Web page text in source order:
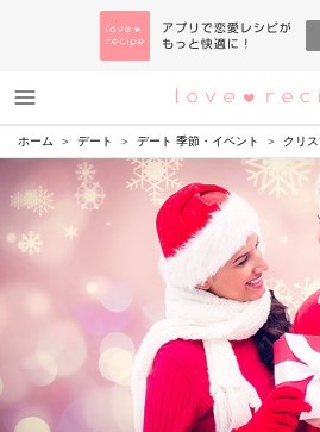
ホーム デート デート 季節・イベント クリ